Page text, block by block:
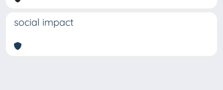
social impact